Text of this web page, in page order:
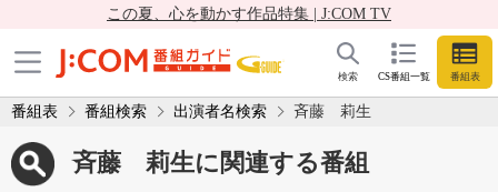
この夏、心を動かす作品特集 | J:COM TV
CS番組一覧 番組表
検索
番組表 番組検索 出演者名検索 斉藤 莉生
斉藤 莉生に関連する番組